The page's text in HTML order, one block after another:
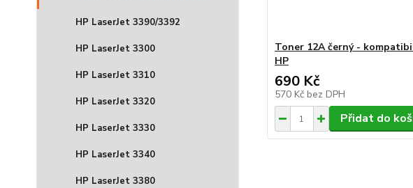
HP LaserJet 3390/3392
HP LaserJet 3300
HP LaserJet 3310
HP LaserJet 3320
HP LaserJet 3330
HP LaserJet 3340
HP LaserJet 3380
Toner 12A černý -
HP
690 Kč
570 Kč bez DPH
Přidat do